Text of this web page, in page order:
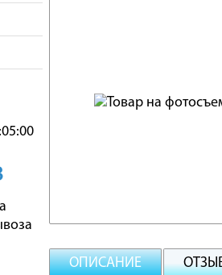
ОПИСАНИЕ